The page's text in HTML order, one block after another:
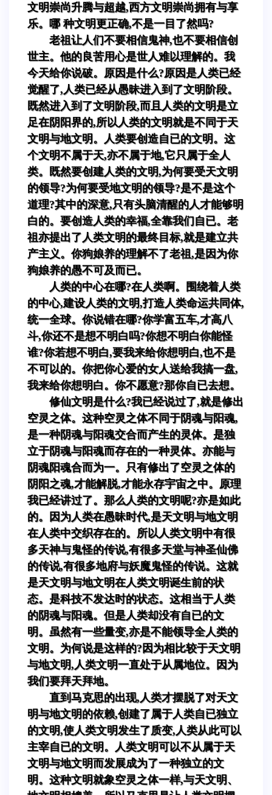
文明崇尚升腾与超越,西方文明崇尚拥有与享
乐。哪 种文明更正确,不是一目了然吗?
老祖让人们不要相信鬼神,也不要相信创
世主。他的良苦用心是世人难以理解的。我
今天给你说破。原因是什么?原因是人类已经
觉醒了,人类已经从愚昧进入到了文明阶段。
既然进入到了文明阶段,而且人类的文明是立
足在阴阳界的,所以人类的文明就是不同于天
文明与地文明。人类要创造自已的文明。这
个文明不属于天,亦不属于地,它只属于全人
类。既然要创建人类的文明,为何要受天文明
的领导?为何要受地文明的领导?是不是这个
道理?其中的深意,只有头脑清醒的人才能够明
白的。要创造人类的幸福,全靠我们自已。老
祖亦提出了人类文明的最终目标,就是建立共
产主义。你狗娘养的理解不了老祖,是因为你
狗娘养的愚不可及而已。
人类的中心在哪?在人类啊。围绕着人类
的中心,建设人类的文明,打造人类命运共同体,
统一全球。你说错在哪?你学富五车,才高八
斗,你还不是想不明白吗?你想不明白你能怪
谁?你若想不明白,要我来给你想明白,也不是
不可以的。你把你心爱的女人送给我搞一盘,
我来给你想明白。你不愿意?那你自已去想。
修仙文明是什么?我已经说过了,就是修出
空灵之体。这种空灵之体不同于阴魂与阳魂,
是一种阴魂与阳魂交合而产生的灵体。是独
立于阴魂与阳魂而存在的一种灵体。亦能与
阴魂阳魂合而为一。只有修出了空灵之体的
阴阳之魂,才能解脱,才能永存宇宙之中。原理
我已经讲过了。那么人类的文明呢?亦是如此
的。因为人类在愚昧时代,是天文明与地文明
在人类中交织存在的。所以人类文明中有很
多天神与鬼怪的传说,有很多天堂与神圣仙佛
的传说,有很多地府与妖魔鬼怪的传说。这就
是天文明与地文明在人类文明诞生前的状
态。是科技不发达时的状态。这相当于人类
的阴魂与阳魂。但是人类却没有自已的文
明。虽然有一些量变,亦是不能领导全人类的
文明。为何说是这样的?因为相比较于天文明
与地文明,人类文明一直处于从属地位。因为
我们要拜天拜地。
直到马克思的出现,人类才摆脱了对天文
明与地文明的依赖,创建了属于人类自已独立
的文明,使人类文明发生了质变,人类从此可以
主宰自已的文明。人类文明可以不从属于天
文明与地文明而发展成为了一种独立的文
明。这种文明就象空灵之体一样,与天文明、